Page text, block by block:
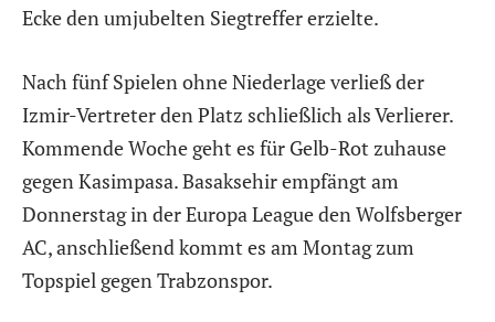
Ecke den umjubelten Siegtreffer erzielte.
Nach fünf Spielen ohne Niederlage verließ der
Izmir-Vertreter den Platz schließlich als Verlierer.
Kommende Woche geht es für Gelb-Rot zuhause
gegen Kasimpasa. Basaksehir empfängt am
Donnerstag in der Europa League den Wolfsberger
AC, anschließend kommt es am Montag zum
Topspiel gegen Trabzonspor.